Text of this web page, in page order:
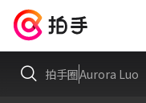
拍手圈Aurora Luo